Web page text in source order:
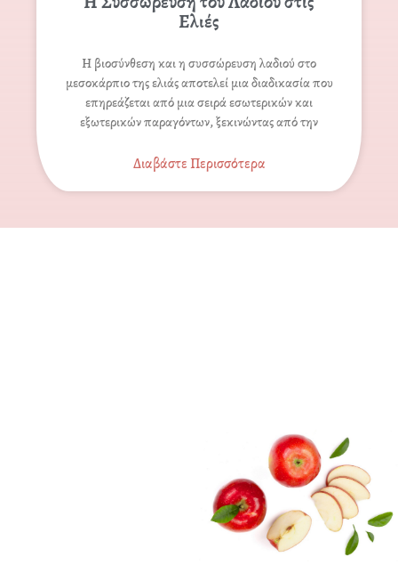
Ελιές
Η βιοσύνθεση και η συσσώρευση λαδιού στο
μεσοκάρπιο της ελιάς αποτελεί μια διαδικασία που
επηρεάζεται από μια σειρά εσωτερικών και
εξωτερικών παραγόντων, ξεκινώντας από την
Διαβάστε Περισσότερα